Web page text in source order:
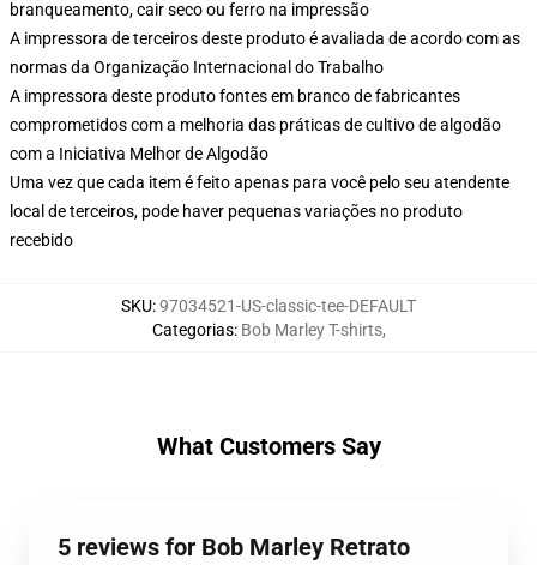
branqueamento, cair seco ou ferro na impressão
A impressora de terceiros deste produto é avaliada de acordo com as
normas da Organização Internacional do Trabalho
A impressora deste produto fontes em branco de fabricantes
comprometidos com a melhoria das práticas de cultivo de algodão
com a Iniciativa Melhor de Algodão
Uma vez que cada item é feito apenas para você pelo seu atendente
local de terceiros, pode haver pequenas variações no produto
recebido
SKU:97034521-US-classic-tee-DEFAULT
Categorias: Bob Marley T-shirts,
What Customers Say
5 reviews for Bob Marley Retrato